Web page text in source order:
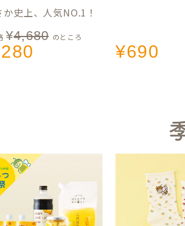
¥4,680 のところ
か史上、人気NO.1！
¥690